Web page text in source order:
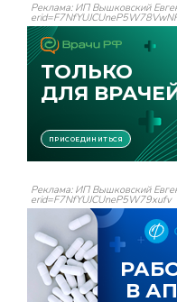
Реклама: ИП Вышковский
Реклама: ИП Вышковский
erid=F7NfYUJCUneP5W79xufv